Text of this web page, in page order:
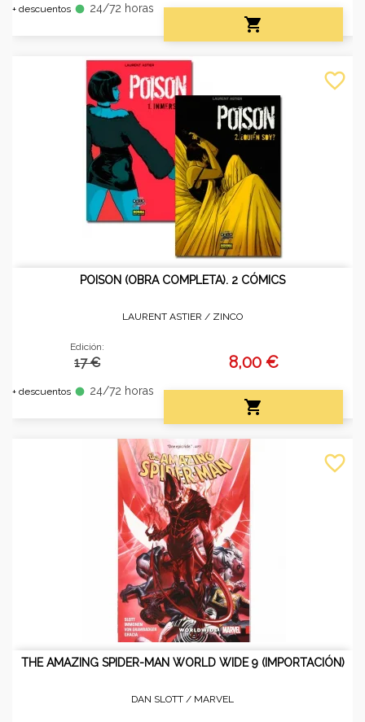
+ descuentos fiber_manual_record 24/72 horas

POISON (OBRA COMPLETA). 2 CÓMICS
LAURENT ASTIER / ZINCO
Edición:
17 €
+ descuentos fiber_manual_record 24/72 horas
8,00 €

favorite_border
THE AMAZING SPIDER-MAN WORLD WIDE 9 (IMPORTACIÓN)
DAN SLOTT / MARVEL
favorite_border